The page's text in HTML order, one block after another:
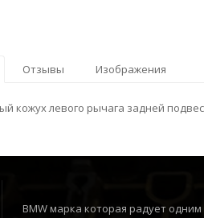
Отзывы Изображения
кожух левого рычага задней
BMW марка которая радует